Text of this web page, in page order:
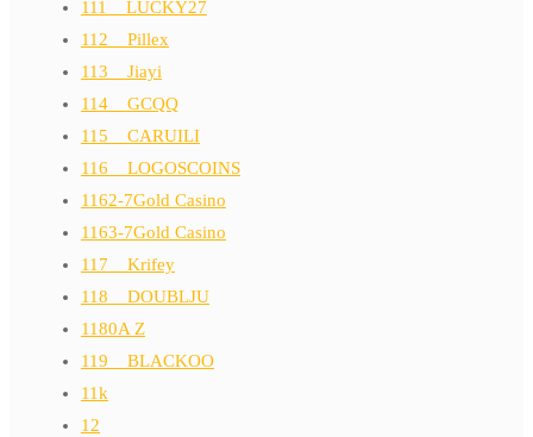
111__LUCKY27
112__Pillex
113__Jiayi
114__GCQQ
115__CARUILI
116__LOGOSCOINS
1162-7Gold Casino
1163-7Gold Casino
117__Krifey
118__DOUBLJU
1180A Z
119__BLACKOO
11k
12